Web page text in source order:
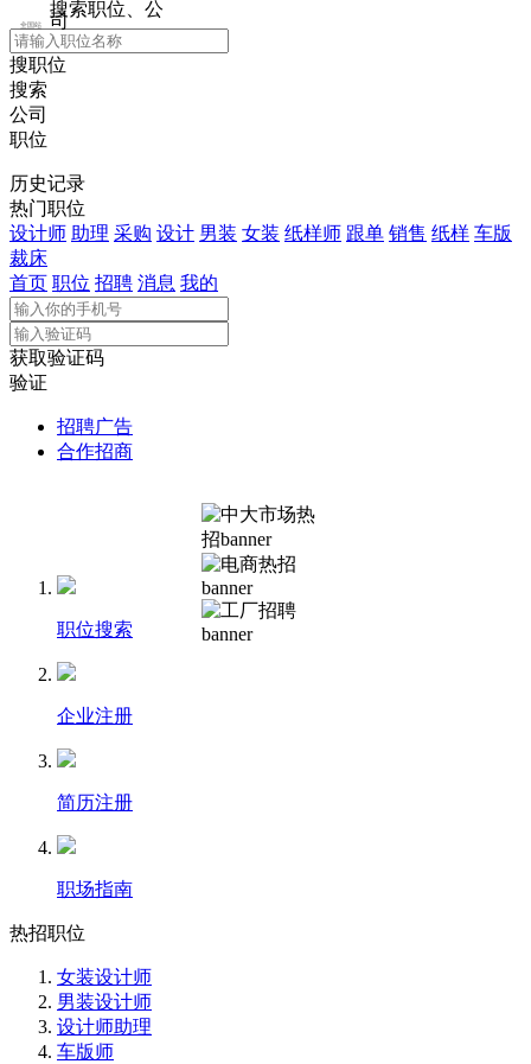
全国站
搜索职位、公
司
搜职位
搜索
公司
职位
历史记录
热门职位
设计师 助理 采购 设计 男装 女装 纸样师 跟单 销售 纸样 车版
裁床
首页 职位 招聘 消息 我的
获取验证码
验证
招聘广告
合作招商
职位搜索
企业注册
简历注册
职场指南
热招职位
女装设计师
男装设计师
设计师助理
车版师